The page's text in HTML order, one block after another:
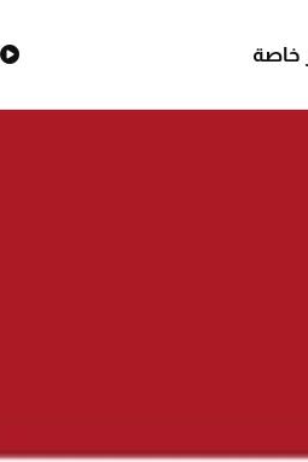
خاصة